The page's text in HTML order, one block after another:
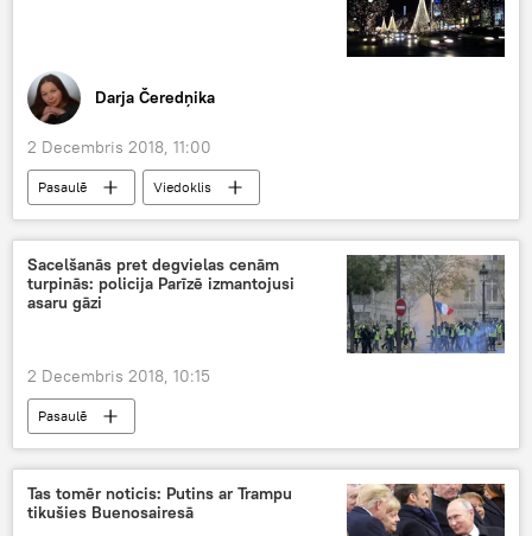
Darja Čeredņika
2 Decembris 2018, 11:00
Pasaulē Viedoklis
Sacelšanās pret degvielas cenām
turpinās: policija Parīzē izmantojusi
asaru gāzi
2 Decembris 2018, 10:15
Pasaulē
Tas tomēr noticis: Putins ar Trampu
tikušies Buenosairesā